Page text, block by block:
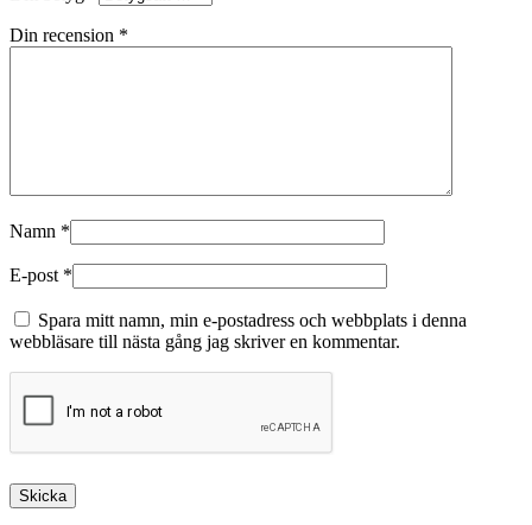
Din recension *
Namn *
E-post *
Spara mitt namn, min e-postadress och webbplats i denna
webbläsare till nästa gång jag skriver en kommentar.